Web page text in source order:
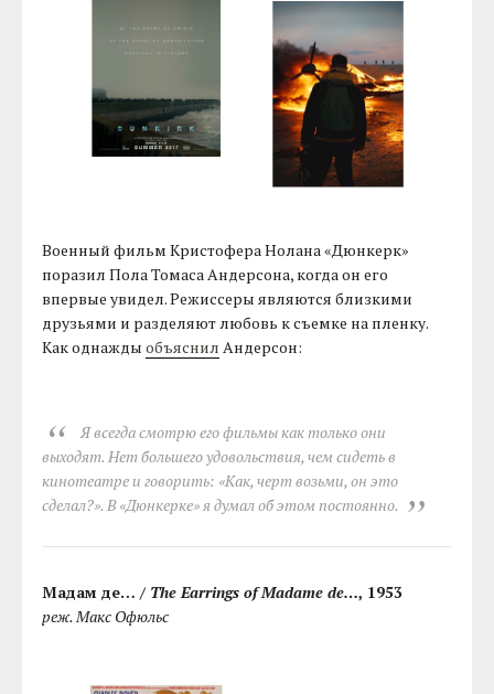
Военный фильм Кристофера Нолана «Дюнкерк»
поразил Пола Томаса Андерсона, когда он его
впервые увидел. Режиссеры являются близкими
друзьями и разделяют любовь к съемке на пленку.
Как однаждыобъяснил Андерсон:
Я всегда смотрю его фильмы как только они
выходят. Нет большего удовольствия, чем сидеть в
кинотеатре и говорить: «Как, черт возьми, он это
сделал?». В «Дюнкерке» я думал об этом постоянно.
Мадам де… / The Earrings of Madame de…, 1953
реж. Макс Офюльс